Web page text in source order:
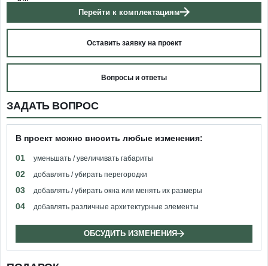
Перейти к комплектациям
Оставить заявку на проект
Вопросы и ответы
ЗАДАТЬ ВОПРОС
В проект можно вносить любые изменения:
01 уменьшать / увеличивать габариты
02 добавлять / убирать перегородки
03 добавлять / убирать окна или менять их размеры
04 добавлять различные архитектурные элементы
ОБСУДИТЬ ИЗМЕНЕНИЯ